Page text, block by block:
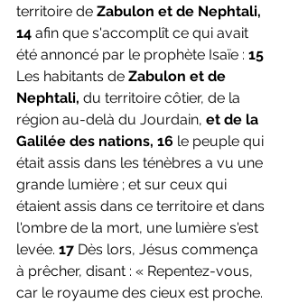
territoire de Zabulon et de Nephtali,
14 afin que s'accomplît ce qui avait
été annoncé par le prophète Isaïe : 15
Les habitants de Zabulon et de
Nephtali, du territoire côtier, de la
région au-delà du Jourdain, et de la
Galilée des nations, 16 le peuple qui
était assis dans les ténèbres a vu une
grande lumière ; et sur ceux qui
étaient assis dans ce territoire et dans
l'ombre de la mort, une lumière s'est
levée. 17 Dès lors, Jésus commença
à prêcher, disant : « Repentez-vous,
car le royaume des cieux est proche.